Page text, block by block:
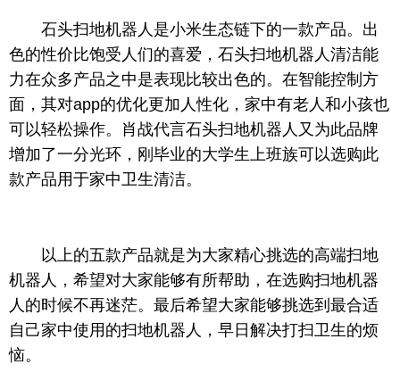
石头扫地机器人是小米生态链下的一款产品。出
色的性价比饱受人们的喜爱，石头扫地机器人清洁能
力在众多产品之中是表现比较出色的。在智能控制方
面，其对app的优化更加人性化，家中有老人和小孩也
可以轻松操作。肖战代言石头扫地机器人又为此品牌
增加了一分光环，刚毕业的大学生上班族可以选购此
款产品用于家中卫生清洁。
以上的五款产品就是为大家精心挑选的高端扫地
机器人，希望对大家能够有所帮助，在选购扫地机器
人的时候不再迷茫。最后希望大家能够挑选到最合适
自己家中使用的扫地机器人，早日解决打扫卫生的烦
恼。